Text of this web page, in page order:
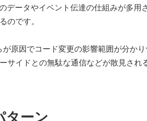
データやイベント伝達の仕組みが多用
のです。
原因でコード変更の影響範囲が分か
サイドとの無駄な通信などが散見され
ターン